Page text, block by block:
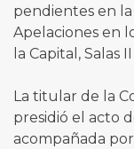
pendientes en la
Apelaciones en
la Capital, Salas
La titular de la
presidió el acto
acompañada